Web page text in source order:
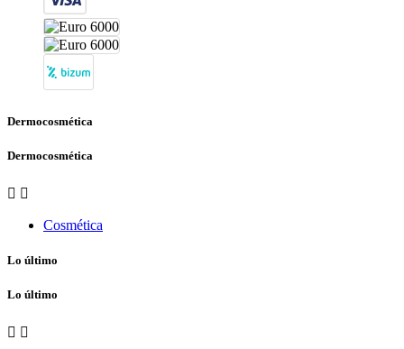
Dermocosmética
Dermocosmética
 
Cosmética
Lo último
Lo último
 